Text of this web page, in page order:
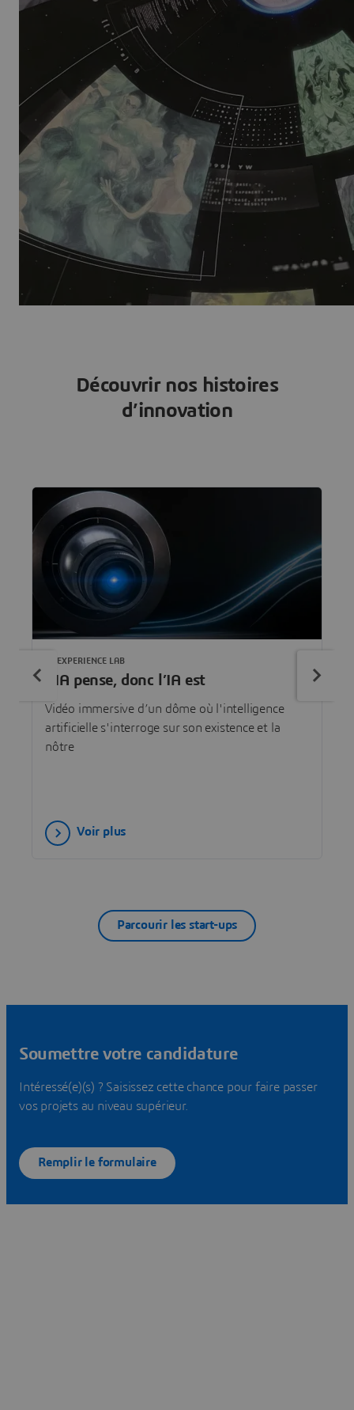
Découvrir nos histoires
d’innovation
L’IA pense, donc l’IA est
Vidéo immersive d’un dôme où l'intelligence
artificielle s'interroge sur son existence et la
nôtre
3DEXPERIENCE LAB
Voir plus
Parcourir les start-ups
Soumettre votre candidature
Intéressé(e)(s) ? Saisissez cette chance pour faire passer
vos projets au niveau supérieur.
Remplir le formulaire